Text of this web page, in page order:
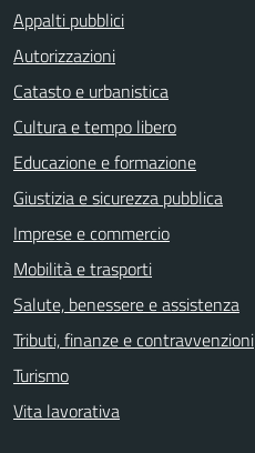
Appalti pubblici
Autorizzazioni
Catasto e urbanistica
Cultura e tempo libero
Educazione e formazione
Giustizia e sicurezza pubblica
Imprese e commercio
Mobilità e trasporti
Salute, benessere e assistenza
Tributi, finanze e contravvenzioni
Turismo
Vita lavorativa